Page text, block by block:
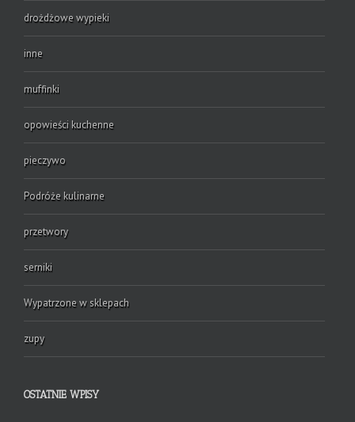
drożdżowe wypieki
inne
muffinki
opowieści kuchenne
pieczywo
Podróże kulinarne
przetwory
serniki
Wypatrzone w sklepach
zupy
OSTATNIE WPISY